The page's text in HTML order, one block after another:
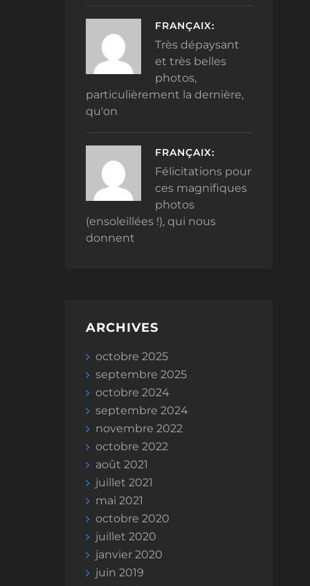
FRANÇAIX:
Très dépaysant
et très belles
photos,
particulièrement la dernière,
qu'on
FRANÇAIX:
Félicitations pour
ces magnifiques
photos
(ensoleillées !), qui nous
donnent
ARCHIVES
octobre 2025
septembre 2025
octobre 2024
septembre 2024
novembre 2022
octobre 2022
août 2021
juillet 2021
mai 2021
octobre 2020
juillet 2020
janvier 2020
juin 2019